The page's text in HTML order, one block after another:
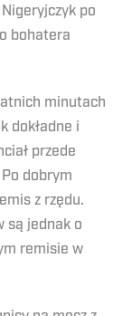
po
bohatera
minutach
dokładne i
przede
dobrym
z rzędu.
są jednak o
remisie w